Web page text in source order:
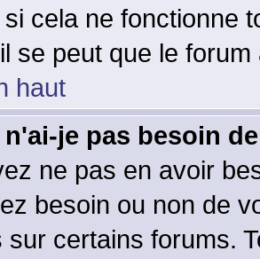
cela ne fonctionne
se peut que le
haut
je pas besoin
ne pas en avoir
besoin ou non de
sur certains forums.